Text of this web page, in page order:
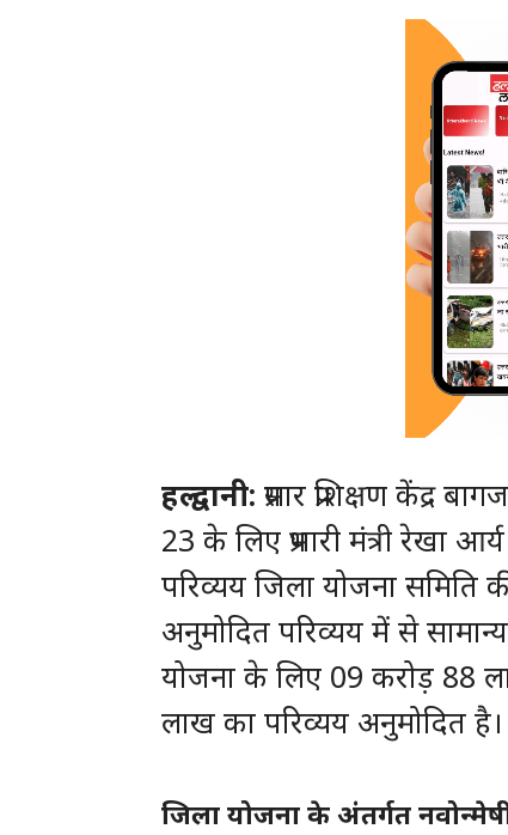
हल्द्वानी: प्रसार प्रशिक्षण केंद्र
23 के लिए प्रभारी मंत्री रेखा
परिव्यय जिला योजना
अनुमोदित परिव्यय में से
योजना के लिए 09 करोड़ 88
लाख का परिव्यय अनुमोदित है।
जिला योजना के अंतर्गत